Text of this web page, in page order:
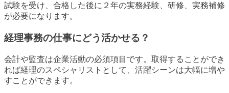
試験を受け、合格した後に２年の実務経験、研修、実務補修
が必要になります。
経理事務の仕事にどう活かせる？
会計や監査は企業活動の必須項目です。取得することができ
れば経理のスペシャリストとして、活躍シーンは大幅に増や
すことができます。